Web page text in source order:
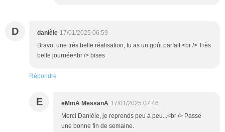
D danièle 17/01/2025 06:59
Bravo, une très belle réalisation, tu as un goût parfait.<br /> Très
belle journée<br /> bises
Répondre
E eMmA MessanA 17/01/2025 07:46
Merci Danièle, je reprends peu à peu...<br /> Passe
une bonne fin de semaine.